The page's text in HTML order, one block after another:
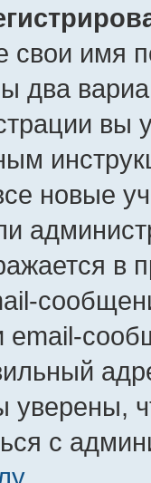
свои имя
два
вы
новые
в
email-
с